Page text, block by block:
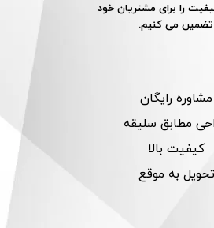
را برای مشتریان خود
تضمین می کنیم.
مشاوره رایگان
مطابق سلیقه
کیفیت بالا
تحویل به موقع